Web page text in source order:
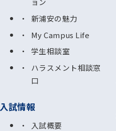
新浦安の魅力
My Campus Life
学生相談室
ハラスメント相談窓
口
入試情報
入試概要